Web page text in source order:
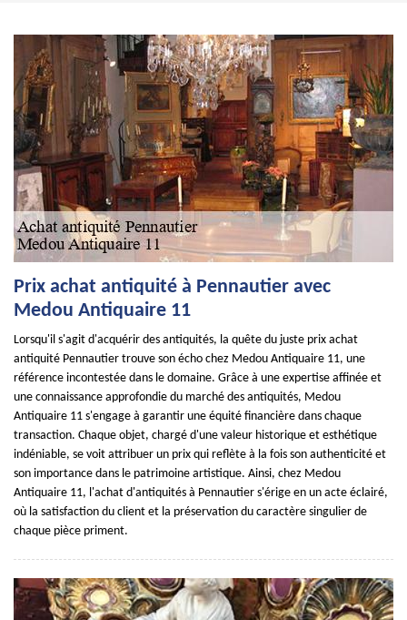
Prix achat antiquité à Pennautier avec
Medou Antiquaire 11
Lorsqu'il s'agit d'acquérir des antiquités, la quête du juste prix achat
antiquité Pennautier trouve son écho chez Medou Antiquaire 11, une
référence incontestée dans le domaine. Grâce à une expertise affinée et
une connaissance approfondie du marché des antiquités, Medou
Antiquaire 11 s'engage à garantir une équité financière dans chaque
transaction. Chaque objet, chargé d'une valeur historique et esthétique
indéniable, se voit attribuer un prix qui reflète à la fois son authenticité et
son importance dans le patrimoine artistique. Ainsi, chez Medou
Antiquaire 11, l'achat d'antiquités à Pennautier s'érige en un acte éclairé,
où la satisfaction du client et la préservation du caractère singulier de
chaque pièce priment.